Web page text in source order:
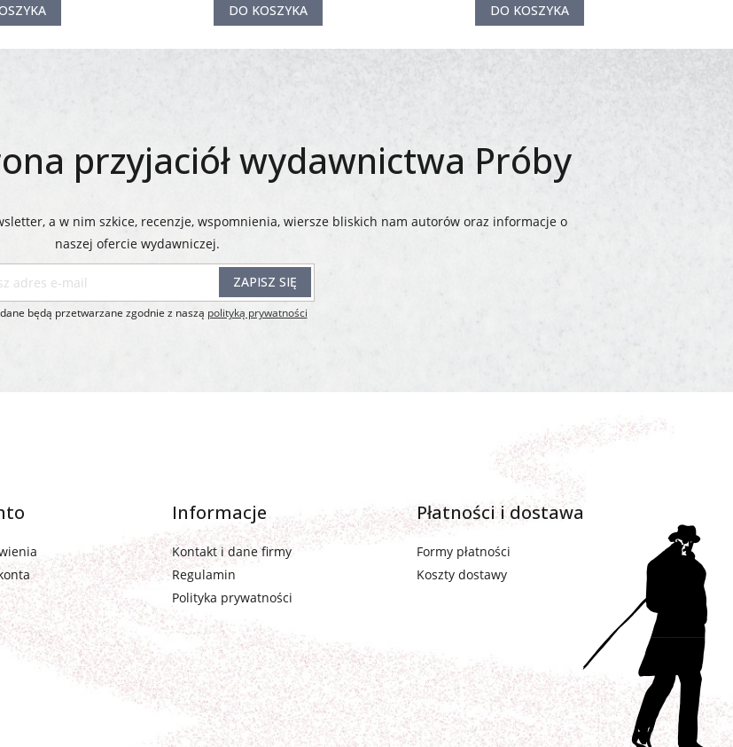
DO KOSZYKA DO KOSZYKA
przyjaciół wydawnictwa Próby
a w nim szkice, recenzje, wspomnienia, wiersze bliskich nam autorów oraz informacje o
naszej ofercie wydawniczej.​​​​​​​
ZAPISZ SIĘ
będą przetwarzane zgodnie z naszą polityką prywatności
Informacje
Kontakt i dane firmy
Regulamin
Polityka prywatności
Płatności i dostawa
Formy płatności
Koszty dostawy